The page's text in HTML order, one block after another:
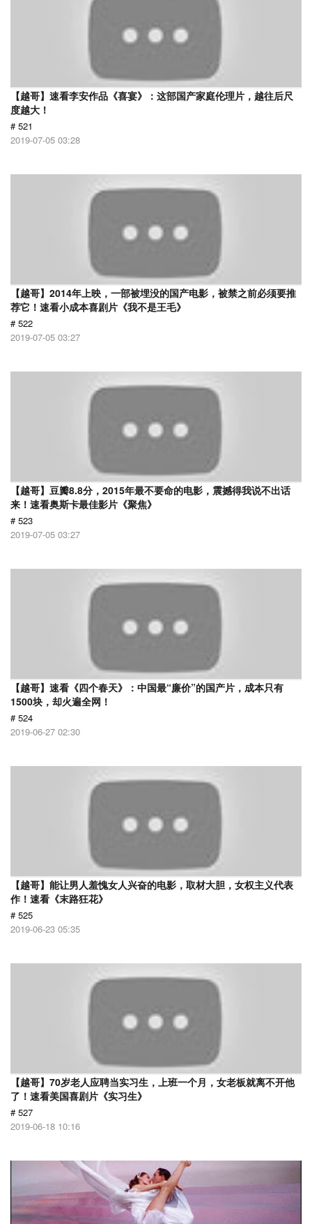
【越哥】速看李安作品《喜宴》：这部国产家庭伦理片，越往后尺
度越大！
# 521
2019-07-05 03:28
【越哥】2014年上映，一部被埋没的国产电影，被禁之前必须要推
荐它！速看小成本喜剧片《我不是王毛》
# 522
2019-07-05 03:27
【越哥】豆瓣8.8分，2015年最不要命的电影，震撼得我说不出话
来！速看奥斯卡最佳影片《聚焦》
# 523
2019-07-05 03:27
【越哥】速看《四个春天》：中国最“廉价”的国产片，成本只有
1500块，却火遍全网！
# 524
2019-06-27 02:30
【越哥】能让男人羞愧女人兴奋的电影，取材大胆，女权主义代表
作！速看《末路狂花》
# 525
2019-06-23 05:35
【越哥】70岁老人应聘当实习生，上班一个月，女老板就离不开他
了！速看美国喜剧片《实习生》
# 527
2019-06-18 10:16